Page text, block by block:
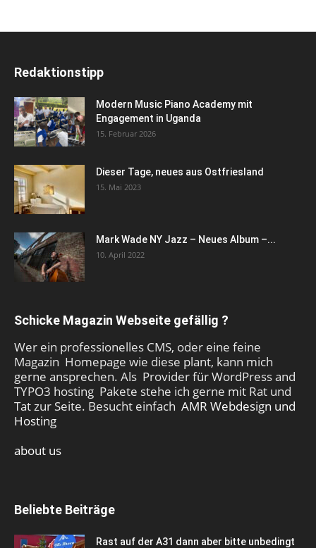
Redaktionstipp
Modern Music Piano Academy mit
Engagement in Uganda
15. Februar 2026
Dieser Tage, neues aus Ostfriesland
15. Mai 2023
Mark Wade NY Jazz – Neues Album –...
10. April 2022
Schicke Magazin Webseite gefällig ?
Wer ein professionelles CMS, oder eine feine
Magazin Homepage wie diese plant, kann mich
gerne ansprechen. Als Provider für WordPress and
TYPO3 hosting Pakete stehe ich gerne mit Rat und
Tat zur Seite. Besucht einfach AMR Webdesign und
Hosting
about us
Beliebte Beiträge
Rast auf der A31 dann aber bitte unbedingt